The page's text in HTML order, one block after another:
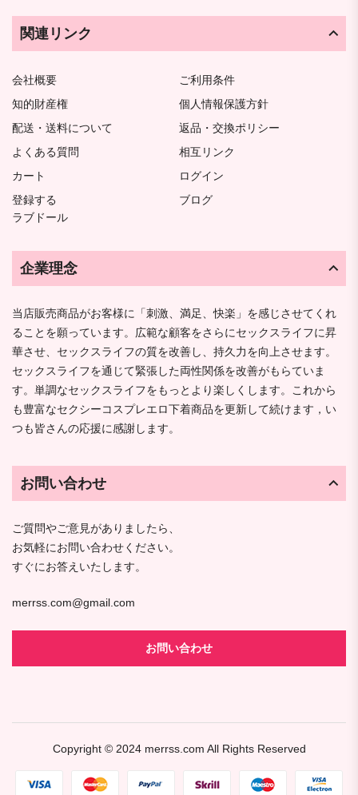
関連リンク
会社概要
ご利用条件
知的財産権
個人情報保護方針
配送・送料について
返品・交換ポリシー
よくある質問
相互リンク
カート
ログイン
登録する
ブログ
ラブドール
企業理念
当店販売商品がお客様に「刺激、満足、快楽」を感じさせてくれ
ることを願っています。広範な顧客をさらにセックスライフに昇
華させ、セックスライフの質を改善し、持久力を向上させます。
セックスライフを通じて緊張した両性関係を改善がもらていま
す。単調なセックスライフをもっとより楽しくします。これから
も豊富なセクシーコスプレエロ下着商品を更新して続けます，い
つも皆さんの応援に感謝します。
お問い合わせ
ご質問やご意見がありましたら、
お気軽にお問い合わせください。
すぐにお答えいたします。
merrss.com@gmail.com
お問い合わせ
Copyright © 2024 merrss.com All Rights Reserved